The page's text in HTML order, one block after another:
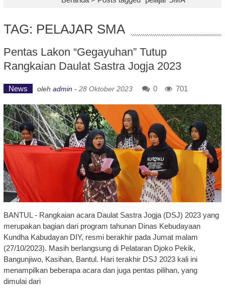
TAG: PELAJAR SMA
Pentas Lakon “Gegayuhan” Tutup
Rangkaian Daulat Sastra Jogja 2023
News oleh admin - 28 Oktober 2023 0 701
BANTUL - Rangkaian acara Daulat Sastra Jogja (DSJ) 2023 yang
merupakan bagian dari program tahunan Dinas Kebudayaan
Kundha Kabudayan DIY, resmi berakhir pada Jumat malam
(27/10/2023). Masih berlangsung di Pelataran Djoko Pekik,
Bangunjiwo, Kasihan, Bantul. Hari terakhir DSJ 2023 kali ini
menampilkan beberapa acara dan juga pentas pilihan, yang
dimulai dari